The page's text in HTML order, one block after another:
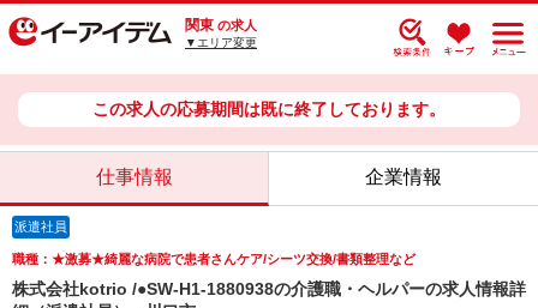
関東 の求人
▼エリア変更
この求人の応募期間は既に終了しております。
仕事情報 企業情報
派遣社員
職種：★激募★綺麗な病院で患者さんケア/シーツ交換/書類整理など
株式会社kotrio /●SW-H1-1880938の介護職・ヘルパーの求人情報詳